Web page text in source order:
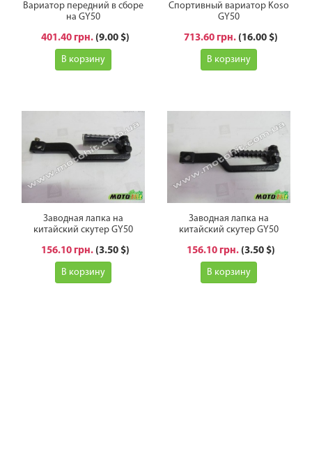
Вариатор передний в сборе
на GY50
401.40 грн. (9.00 $)
В корзину
Спортивный вариатор Koso
GY50
713.60 грн. (16.00 $)
В корзину
Заводная лапка на
китайский скутер GY50
156.10 грн. (3.50 $)
В корзину
Заводная лапка на
китайский скутер GY50
156.10 грн. (3.50 $)
В корзину